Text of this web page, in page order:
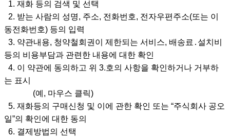
1. 재화 등의 검색 및 선택
2. 받는 사람의 성명, 주소, 전화번호, 전자우편주소(또는 이
동전화번호) 등의 입력
3. 약관내용, 청약철회권이 제한되는 서비스, 배송료․설치비
등의 비용부담과 관련한 내용에 대한 확인
4. 이 약관에 동의하고 위 3.호의 사항을 확인하거나 거부하
는 표시
(예, 마우스 클릭)
5. 재화등의 구매신청 및 이에 관한 확인 또는 “주식회사 공오
일”의 확인에 대한 동의
6. 결제방법의 선택